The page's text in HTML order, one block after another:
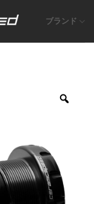
ブランド